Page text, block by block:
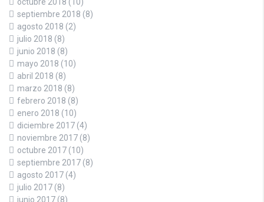
septiembre 2018 (8)
agosto 2018 (2)
julio 2018 (8)
junio 2018 (8)
mayo 2018 (10)
abril 2018 (8)
marzo 2018 (8)
febrero 2018 (8)
enero 2018 (10)
diciembre 2017 (4)
noviembre 2017 (8)
octubre 2017 (10)
septiembre 2017 (8)
agosto 2017 (4)
julio 2017 (8)
junio 2017 (8)